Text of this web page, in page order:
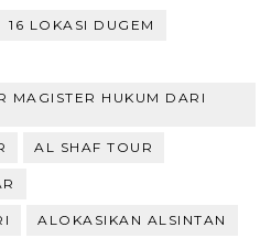
16 LOKASI DUGEM
MAGISTER HUKUM DARI
AL SHAF TOUR
ALOKASIKAN ALSINTAN